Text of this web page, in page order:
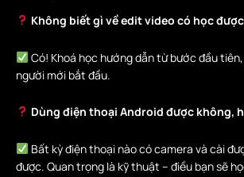
Không biết gì về edit video có học
Có! Khoá học hướng dẫn từ bước đầu
người mới bắt đầu.
Dùng điện thoại Android được không,
Bất kỳ điện thoại nào có camera và cài
được. Quan trọng là kỹ thuật – điều bạn sẽ